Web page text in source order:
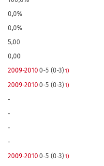
0,0%
0,0%
5,00
0,00
2009-20100-5 (0-3)1)
2009-20100-5 (0-3)1)
-
-
-
-
2009-20100-5 (0-3)1)